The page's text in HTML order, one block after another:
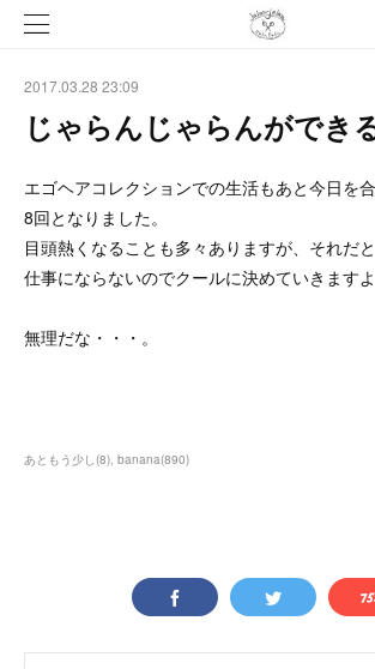
2017.03.28 23:09
じゃらんじゃらんができ
エゴヘアコレクションでの生活もあと今日を
8回となりました。
目頭熱くなることも多々ありますが、それだと
仕事にならないのでクールに決めていきますよ
無理だな・・・。
あともう少し(8) banana(890)